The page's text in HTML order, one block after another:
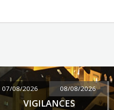
07/08/2026 08/08/2026
VIGILANCES